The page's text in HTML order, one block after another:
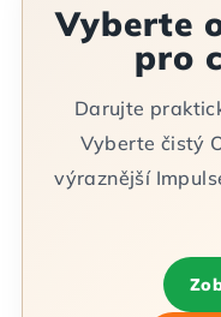
Vyberte
pro
Darujte
Vyberte čistý
výraznější